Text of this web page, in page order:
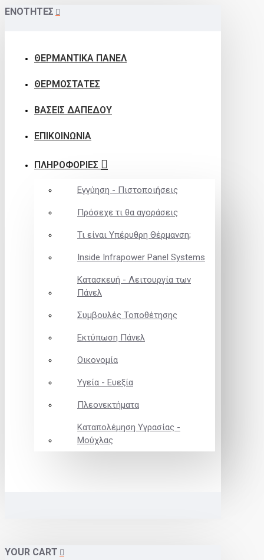
ΕΝΟΤΗΤΕΣ
ΘΕΡΜΑΝΤΙΚΑ ΠΑΝΕΛ
ΘΕΡΜΟΣΤΑΤΕΣ
ΒΑΣΕΙΣ ΔΑΠΕΔΟΥ
ΕΠΙΚΟΙΝΩΝΙΑ
ΠΛΗΡΟΦΟΡΙΕΣ
Εγγύηση - Πιστοποιήσεις
Πρόσεχε τι θα αγοράσεις
Τι είναι Υπέρυθρη Θέρμανση;
Inside Infrapower Panel Systems
Κατασκευή - Λειτουργία των
Πάνελ
Συμβουλές Τοποθέτησης
Εκτύπωση Πάνελ
Οικονομία
Υγεία - Ευεξία
Πλεονεκτήματα
Καταπολέμηση Υγρασίας -
Μούχλας
YOUR CART